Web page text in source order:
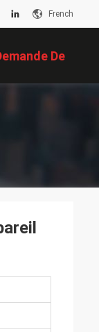
French
De
Soumission